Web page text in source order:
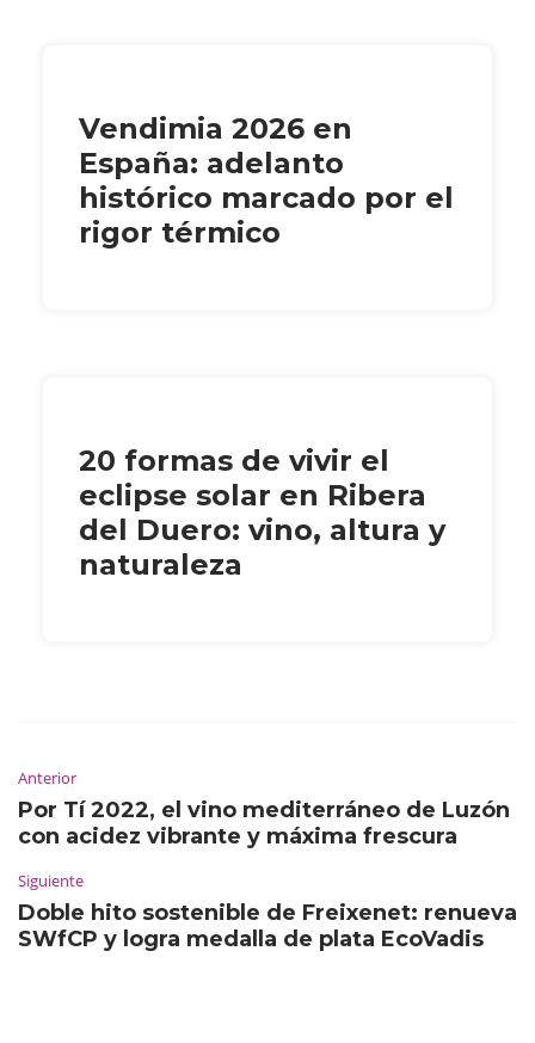
Vendimia 2026 en
España: adelanto
histórico marcado por el
rigor térmico
20 formas de vivir el
eclipse solar en Ribera
del Duero: vino, altura y
naturaleza
Anterior
Por Tí 2022, el vino mediterráneo de Luzón
con acidez vibrante y máxima frescura
Siguiente
Doble hito sostenible de Freixenet: renueva
SWfCP y logra medalla de plata EcoVadis